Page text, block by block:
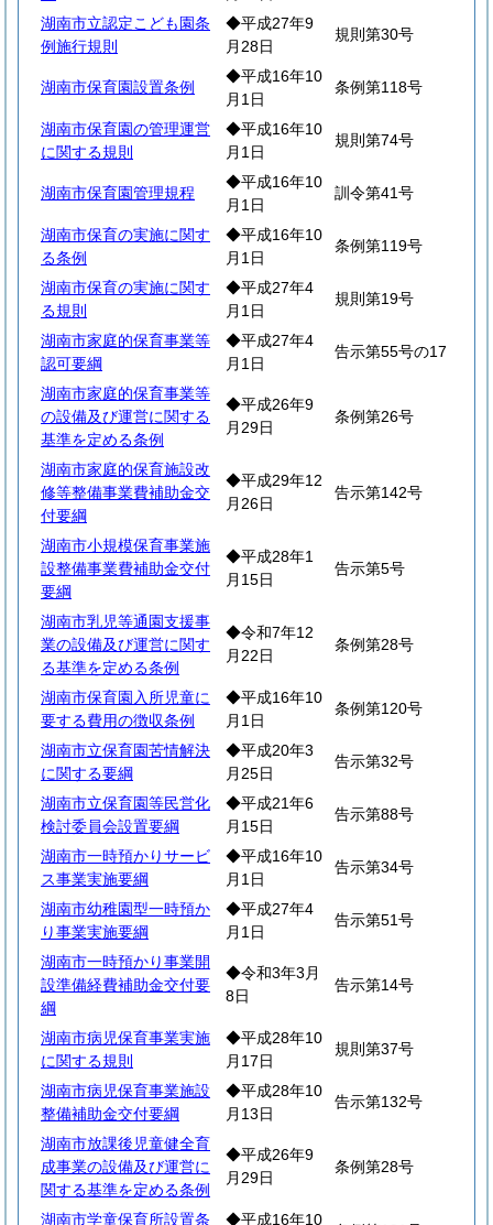
湖南市立認定こども園条
例施行規則
◆平成27年9
月28日
規則第30号
湖南市保育園設置条例
◆平成16年10
月1日
条例第118号
湖南市保育園の管理運営
に関する規則
◆平成16年10
月1日
規則第74号
湖南市保育園管理規程
◆平成16年10
月1日
訓令第41号
湖南市保育の実施に関す
る条例
◆平成16年10
月1日
条例第119号
湖南市保育の実施に関す
る規則
◆平成27年4
月1日
規則第19号
湖南市家庭的保育事業等
認可要綱
◆平成27年4
月1日
告示第55号の17
湖南市家庭的保育事業等
の設備及び運営に関する
基準を定める条例
◆平成26年9
月29日
条例第26号
湖南市家庭的保育施設改
修等整備事業費補助金交
付要綱
◆平成29年12
月26日
告示第142号
湖南市小規模保育事業施
設整備事業費補助金交付
要綱
◆平成28年1
月15日
告示第5号
湖南市乳児等通園支援事
業の設備及び運営に関す
る基準を定める条例
◆令和7年12
月22日
条例第28号
湖南市保育園入所児童に
要する費用の徴収条例
◆平成16年10
月1日
条例第120号
湖南市立保育園苦情解決
に関する要綱
◆平成20年3
月25日
告示第32号
湖南市立保育園等民営化
検討委員会設置要綱
◆平成21年6
月15日
告示第88号
湖南市一時預かりサービ
ス事業実施要綱
◆平成16年10
月1日
告示第34号
湖南市幼稚園型一時預か
り事業実施要綱
◆平成27年4
月1日
告示第51号
湖南市一時預かり事業開
設準備経費補助金交付要
綱
◆令和3年3月
8日
告示第14号
湖南市病児保育事業実施
に関する規則
◆平成28年10
月17日
規則第37号
湖南市病児保育事業施設
整備補助金交付要綱
◆平成28年10
月13日
告示第132号
湖南市放課後児童健全育
成事業の設備及び運営に
関する基準を定める条例
◆平成26年9
月29日
条例第28号
湖南市学童保育所設置条
◆平成16年10